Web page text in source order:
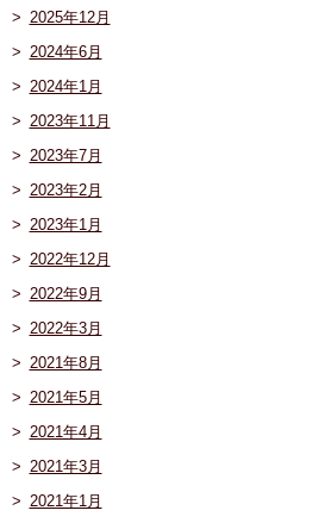
2025年12月
2024年6月
2024年1月
2023年11月
2023年7月
2023年2月
2023年1月
2022年12月
2022年9月
2022年3月
2021年8月
2021年5月
2021年4月
2021年3月
2021年1月